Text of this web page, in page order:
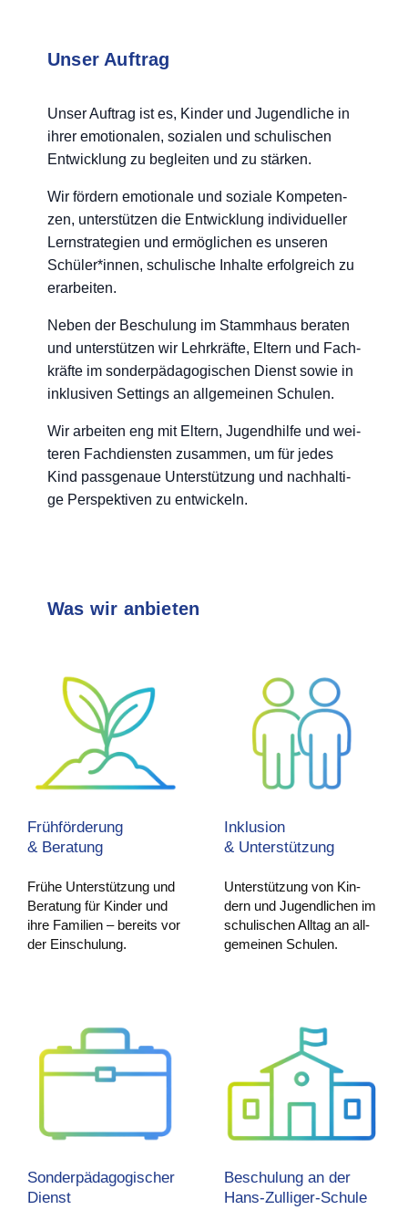
Unser Auftrag
Unser Auf­trag ist es, Kin­der und Jugend­li­che in
ihrer emo­tio­na­len, sozia­len und schu­li­schen
Ent­wick­lung zu beglei­ten und zu stärken.
Wir för­dern emo­tio­na­le und sozia­le Kom­pe­ten­
zen, unter­stüt­zen die Ent­wick­lung indi­vi­du­el­ler
Lern­stra­te­gien und ermög­li­chen es unse­ren
Schüler*innen, schu­li­sche Inhal­te erfolg­reich zu
erarbeiten.
Neben der Beschu­lung im Stamm­haus bera­ten
und unter­stüt­zen wir Lehr­kräf­te, Eltern und Fach­
kräf­te im son­der­päd­ago­gi­schen Dienst sowie in
inklu­si­ven Set­tings an all­ge­mei­nen Schulen.
Wir arbei­ten eng mit Eltern, Jugend­hil­fe und wei­
te­ren Fach­diens­ten zusam­men, um für jedes
Kind pass­ge­naue Unter­stüt­zung und nach­hal­ti­
ge Per­spek­ti­ven zu entwickeln.
Was wir anbieten
Frühförderung
& Beratung
Frü­he Unter­stüt­zung und
Bera­tung für Kin­der und
ihre Fami­li­en – bereits vor
der Einschulung.
Inklusion
& Unterstützung
Unter­stüt­zung von Kin­
dern und Jugend­li­chen im
schu­li­schen All­tag an all­
ge­mei­nen Schulen.
Sonderpädagogischer
Dienst
Beschulung an der
Hans-Zulliger-Schule